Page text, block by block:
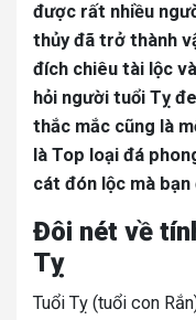
được rất nhiều
thủy đã trở thành
đích chiêu tài lộc
hỏi người tuổi Tỵ
thắc mắc cũng là
là Top loại đá
cát đón lộc mà
Đôi nét về
Tỵ
Tuổi Tỵ (tuổi con